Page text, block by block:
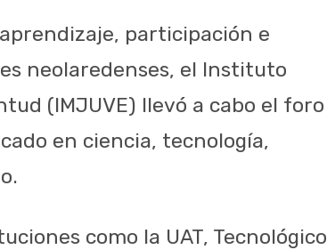
participación e
neolaredenses, el Instituto
(IMJUVE) llevó a cabo el foro
en ciencia, tecnología,
como la UAT, Tecnológico